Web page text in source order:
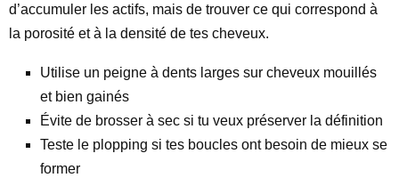
d’accumuler les actifs, mais de trouver ce qui correspond à
la porosité et à la densité de tes cheveux.
Utilise un peigne à dents larges sur cheveux mouillés
et bien gainés
Évite de brosser à sec si tu veux préserver la définition
Teste le plopping si tes boucles ont besoin de mieux se
former